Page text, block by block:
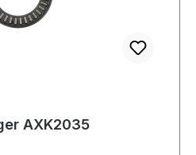
AXK2035